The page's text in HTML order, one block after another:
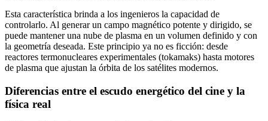
Esta característica brinda a los ingenieros la capacidad de
controlarlo. Al generar un campo magnético potente y dirigido, se
puede mantener una nube de plasma en un volumen definido y con
la geometría deseada. Este principio ya no es ficción: desde
reactores termonucleares experimentales (tokamaks) hasta motores
de plasma que ajustan la órbita de los satélites modernos.
Diferencias entre el escudo energético del cine y la
física real